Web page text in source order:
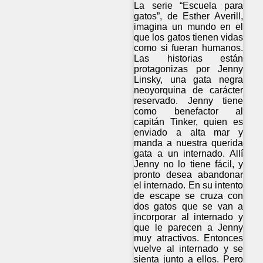
La serie “Escuela para
gatos”, de Esther Averill,
imagina un mundo en el
que los gatos tienen vidas
como si fueran humanos.
Las historias están
protagonizas por Jenny
Linsky, una gata negra
neoyorquina de carácter
reservado. Jenny tiene
como benefactor al
capitán Tinker, quien es
enviado a alta mar y
manda a nuestra querida
gata a un internado. Allí
Jenny no lo tiene fácil, y
pronto desea abandonar
el internado. En su intento
de escape se cruza con
dos gatos que se van a
incorporar al internado y
que le parecen a Jenny
muy atractivos. Entonces
vuelve al internado y se
sienta junto a ellos. Pero